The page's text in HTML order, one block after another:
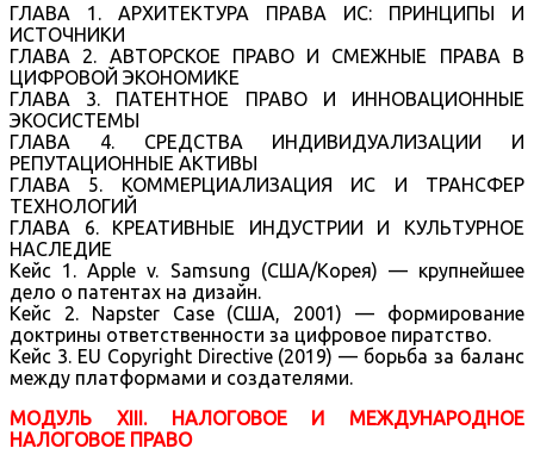
ГЛАВА 1. АРХИТЕКТУРА ПРАВА ИС: ПРИНЦИПЫ И
ИСТОЧНИКИ
ГЛАВА 2. АВТОРСКОЕ ПРАВО И СМЕЖНЫЕ ПРАВА В
ЦИФРОВОЙ ЭКОНОМИКЕ
ГЛАВА 3. ПАТЕНТНОЕ ПРАВО И ИННОВАЦИОННЫЕ
ЭКОСИСТЕМЫ
ГЛАВА 4. СРЕДСТВА ИНДИВИДУАЛИЗАЦИИ И
РЕПУТАЦИОННЫЕ АКТИВЫ
ГЛАВА 5. КОММЕРЦИАЛИЗАЦИЯ ИС И ТРАНСФЕР
ТЕХНОЛОГИЙ
ГЛАВА 6. КРЕАТИВНЫЕ ИНДУСТРИИ И КУЛЬТУРНОЕ
НАСЛЕДИЕ
Кейс 1. Apple v. Samsung (США/Корея) — крупнейшее
дело о патентах на дизайн.
Кейс 2. Napster Case (США, 2001) — формирование
доктрины ответственности за цифровое пиратство.
Кейс 3. EU Copyright Directive (2019) — борьба за баланс
между платформами и создателями.
МОДУЛЬ XIII. НАЛОГОВОЕ И МЕЖДУНАРОДНОЕ
НАЛОГОВОЕ ПРАВО